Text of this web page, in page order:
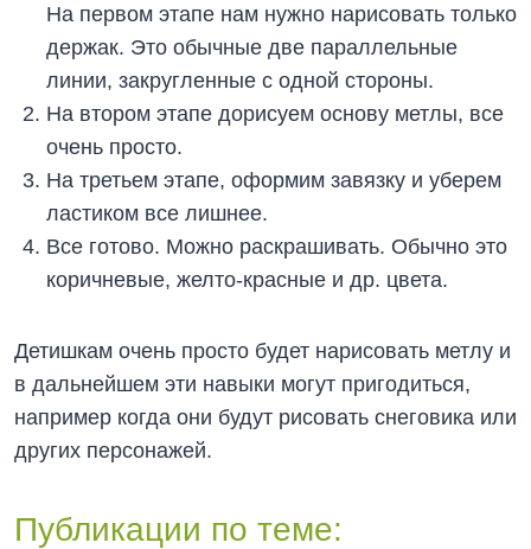
На первом этапе нам нужно нарисовать только
держак. Это обычные две параллельные
линии, закругленные с одной стороны.
На втором этапе дорисуем основу метлы, все
очень просто.
На третьем этапе, оформим завязку и уберем
ластиком все лишнее.
Все готово. Можно раскрашивать. Обычно это
коричневые, желто-красные и др. цвета.
Детишкам очень просто будет нарисовать метлу и
в дальнейшем эти навыки могут пригодиться,
например когда они будут рисовать снеговика или
других персонажей.
Публикации по теме: